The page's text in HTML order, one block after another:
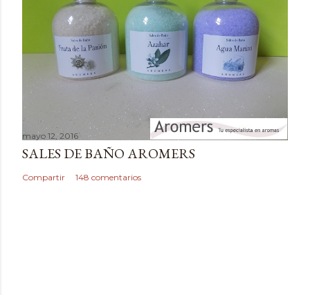
o
mayo 12, 2016
SALES DE BAÑO AROMERS
Compartir 148 comentarios